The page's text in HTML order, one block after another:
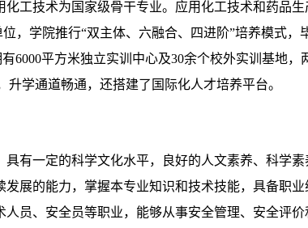
工技术为国家级骨干专业。应用化工技术和药品
，学院推行“双主体、六融合、四进阶”培养模式，
6000平方米独立实训中心及30余个校外实训基地，
学通道畅通，还搭建了国际化人才培养平台。
有一定的科学文化水平，良好的人文素养、科学
展的能力，掌握本专业知识和技术技能，具备职业
员、安全员等职业，能够从事安全管理、安全评